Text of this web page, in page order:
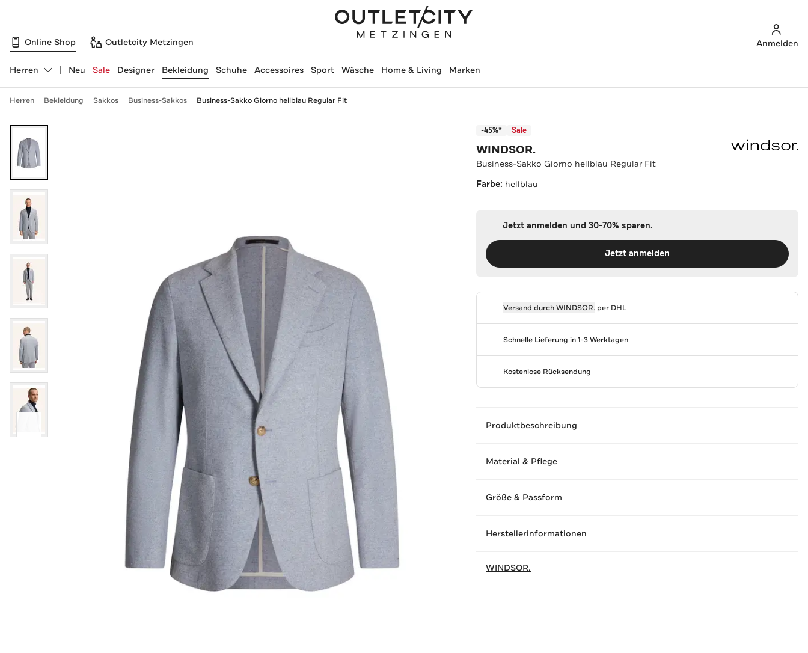
Online Shop Outletcity Metzingen Anmelden
Abteilung ändern, ausgewählt:
Herren Neu Sale Designer Bekleidung Schuhe Accessoires Sport Wäsche Home & Living Marken
Herren Bekleidung Sakkos Business-Sakkos Business-Sakko Giorno hellblau Regular Fit
-45%* Sale
WINDSOR.
Business-Sakko Giorno hellblau Regular Fit
Farbe: hellblau
Jetzt anmelden und 30-70% sparen.
Jetzt anmelden
Versand durchWINDSOR. per DHL
Schnelle Lieferung in 1-3 Werktagen
Kostenlose Rücksendung
Produktbeschreibung
Material & Pflege
Größe & Passform
Herstellerinformationen
WINDSOR.